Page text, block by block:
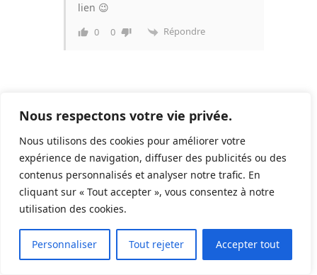
Nous respectons votre vie privée.
Nous utilisons des cookies pour améliorer votre
expérience de navigation, diffuser des publicités ou des
contenus personnalisés et analyser notre trafic. En
cliquant sur « Tout accepter », vous consentez à notre
utilisation des cookies.
Personnaliser Tout rejeter Accepter tout
lien 😉
0 0 Répondre
À PROPOS